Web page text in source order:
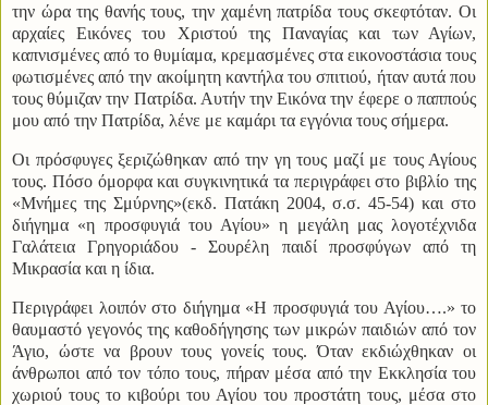
την ώρα της θανής τους, την χαμένη πατρίδα τους σκεφτόταν. Οι
αρχαίες Εικόνες του Χριστού της Παναγίας και των Αγίων,
καπνισμένες από το θυμίαμα, κρεμασμένες στα εικονοστάσια τους
φωτισμένες από την ακοίμητη καντήλα του σπιτιού, ήταν αυτά που
τους θύμιζαν την Πατρίδα. Αυτήν την Εικόνα την έφερε ο παππούς
μου από την Πατρίδα, λένε με καμάρι τα εγγόνια τους σήμερα.
Οι πρόσφυγες ξεριζώθηκαν από την γη τους μαζί με τους Αγίους
τους. Πόσο όμορφα και συγκινητικά τα περιγράφει στο βιβλίο της
«Μνήμες της Σμύρνης»(εκδ. Πατάκη 2004, σ.σ. 45-54) και στο
διήγημα «η προσφυγιά του Αγίου» η μεγάλη μας λογοτέχνιδα
Γαλάτεια Γρηγοριάδου - Σουρέλη παιδί προσφύγων από τη
Μικρασία και η ίδια.
Περιγράφει λοιπόν στο διήγημα «Η προσφυγιά του Αγίου….» το
θαυμαστό γεγονός της καθοδήγησης των μικρών παιδιών από τον
Άγιο, ώστε να βρουν τους γονείς τους. Όταν εκδιώχθηκαν οι
άνθρωποι από τον τόπο τους, πήραν μέσα από την Εκκλησία του
χωριού τους το κιβούρι του Αγίου του προστάτη τους, μέσα στο